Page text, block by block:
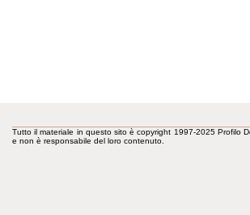
Tutto il materiale in questo sito è copyright 1997-2025 Profilo
e non è responsabile del loro contenuto.